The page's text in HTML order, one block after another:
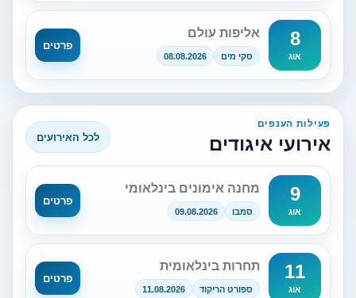
8
אוג
אליפות עולם
סקי מים 08.08.2026
פרטים
פעילות הענפים
אירועי איגודים לכל האירועים
9
אוג
מחנה אימונים בינלאומי
סמבו 09.08.2026
פרטים
11
אוג
תחרות בינלאומית
ספורט הריקוד 11.08.2026
פרטים